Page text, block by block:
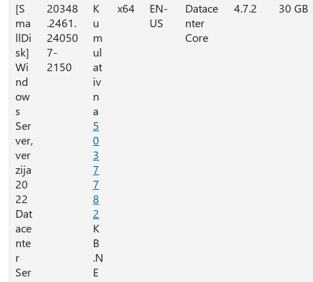
[S
ma
llDi
sk]
Wi
nd
ow
s
Ser
ver,
ver
zija
20
22
Dat
ace
nte
r
Ser
20348
.2461.
24050
7-
2150
K
u
m
ul
at
iv
n
a
5
0
3
7
7
8
2
K
B
.N
E
x64
EN-
US
Datace
nter
Core
4.7.2 30 GB